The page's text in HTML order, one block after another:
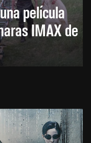
película
IMAX de